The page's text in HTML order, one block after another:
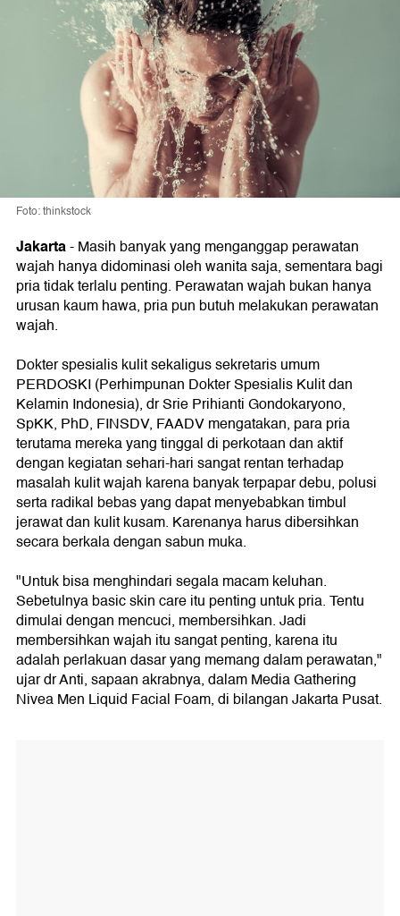
Foto: thinkstock
Jakarta- Masih banyak yang menganggap perawatan
wajah hanya didominasi oleh wanita saja, sementara bagi
pria tidak terlalu penting. Perawatan wajah bukan hanya
urusan kaum hawa, pria pun butuh melakukan perawatan
wajah.
Dokter spesialis kulit sekaligus sekretaris umum
PERDOSKI (Perhimpunan Dokter Spesialis Kulit dan
Kelamin Indonesia), dr Srie Prihianti Gondokaryono,
SpKK, PhD, FINSDV, FAADV mengatakan, para pria
terutama mereka yang tinggal di perkotaan dan aktif
dengan kegiatan sehari-hari sangat rentan terhadap
masalah kulit wajah karena banyak terpapar debu, polusi
serta radikal bebas yang dapat menyebabkan timbul
jerawat dan kulit kusam. Karenanya harus dibersihkan
secara berkala dengan sabun muka.
"Untuk bisa menghindari segala macam keluhan.
Sebetulnya basic skin care itu penting untuk pria. Tentu
dimulai dengan mencuci, membersihkan. Jadi
membersihkan wajah itu sangat penting, karena itu
adalah perlakuan dasar yang memang dalam perawatan,"
ujar dr Anti, sapaan akrabnya, dalam Media Gathering
Nivea Men Liquid Facial Foam, di bilangan Jakarta Pusat.